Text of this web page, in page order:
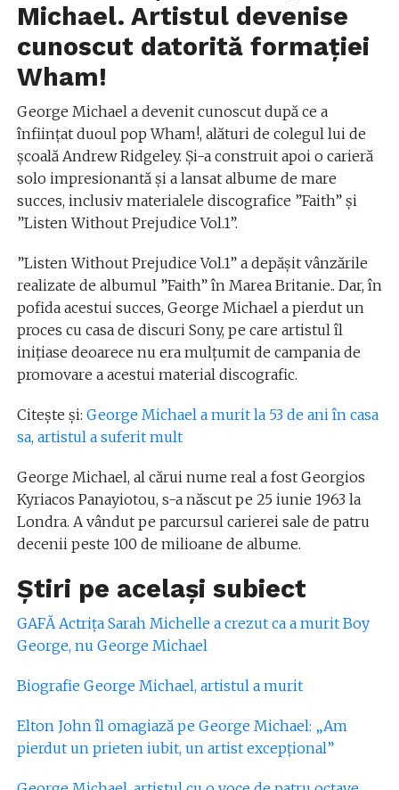
Michael. Artistul devenise
cunoscut datorită formației
Wham!
George Michael a devenit cunoscut după ce a
înfiinţat duoul pop Wham!, alături de colegul lui de
şcoală Andrew Ridgeley. Şi-a construit apoi o carieră
solo impresionantă şi a lansat albume de mare
succes, inclusiv materialele discografice ”Faith” şi
”Listen Without Prejudice Vol.1”.
”Listen Without Prejudice Vol.1” a depăşit vânzările
realizate de albumul ”Faith” în Marea Britanie.. Dar, în
pofida acestui succes, George Michael a pierdut un
proces cu casa de discuri Sony, pe care artistul îl
iniţiase deoarece nu era mulţumit de campania de
promovare a acestui material discografic.
Citește și: George Michael a murit la 53 de ani în casa
sa, artistul a suferit mult
George Michael, al cărui nume real a fost Georgios
Kyriacos Panayiotou, s-a născut pe 25 iunie 1963 la
Londra. A vândut pe parcursul carierei sale de patru
decenii peste 100 de milioane de albume.
Știri pe același subiect
GAFĂ Actrița Sarah Michelle a crezut ca a murit Boy
George, nu George Michael
Biografie George Michael, artistul a murit
Elton John îl omagiază pe George Michael: „Am
pierdut un prieten iubit, un artist excepţional”